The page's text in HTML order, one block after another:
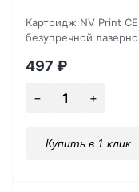
Картридж NV Print
безупречной
497 ₽
Купить в 1 клик